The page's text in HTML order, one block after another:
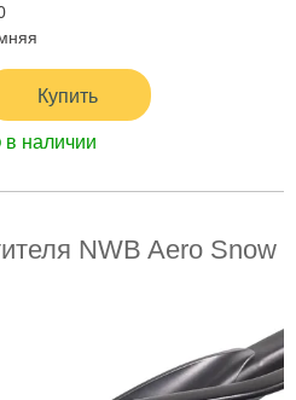
Купить
в наличии
NWB Aero Snow